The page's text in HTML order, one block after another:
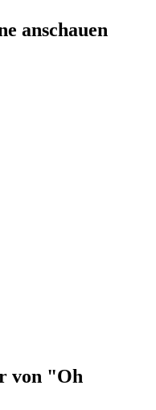
anschauen
von "Oh